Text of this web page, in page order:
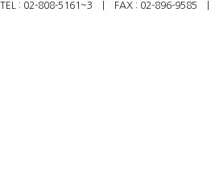
TEL : 02-808-5161~3 | FAX : 02-896-9585